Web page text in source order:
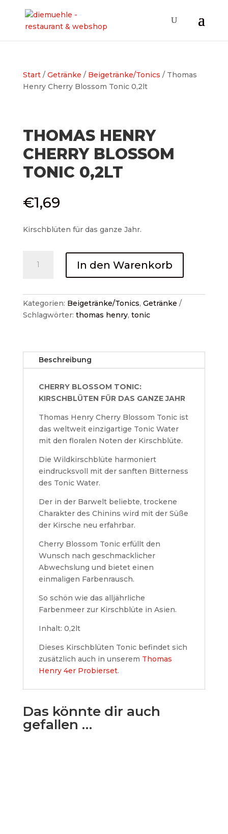
Start/ Getränke / Beigetränke/Tonics / Thomas
Henry Cherry Blossom Tonic 0,2lt
THOMAS HENRY
CHERRY BLOSSOM
TONIC 0,2LT
€1,69
Kirschblüten für das ganze Jahr.
Henry
Tonic
0,2lt
In den Warenkorb
Kategorien: Beigetränke/Tonics, Getränke
Schlagwörter: thomas henry, tonic
Beschreibung
CHERRY BLOSSOM TONIC:
KIRSCHBLÜTEN FÜR DAS GANZE JAHR
Thomas Henry Cherry Blossom Tonic ist
das weltweit einzigartige Tonic Water
mit den floralen Noten der Kirschblüte.
Die Wildkirschblüte harmoniert
eindrucksvoll mit der sanften Bitterness
des Tonic Water.
Der in der Barwelt beliebte, trockene
Charakter des Chinins wird mit der Süße
der Kirsche neu erfahrbar.
Cherry Blossom Tonic erfüllt den
Wunsch nach geschmacklicher
Abwechslung und bietet einen
einmaligen Farbenrausch.
So schön wie das alljährliche
Farbenmeer zur Kirschblüte in Asien.
Inhalt: 0,2lt
Dieses Kirschblüten Tonic befindet sich
zusätzlich auch in unserem Thomas
Henry 4er Probierset.
Das könnte dir auch
gefallen …